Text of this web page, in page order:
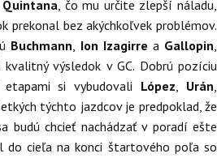
, čo mu určite zlepší náladu,
prekonal bez akýchkoľvek problémov.
Buchmann Ion Izagirre a Gallopin
výsledok v GC. Dobrú pozíciu
si vybudovali López Urán
týchto jazdcov je predpoklad, že
budú chcieť nachádzať v poradí ešte
do cieľa na konci štartového poľa so